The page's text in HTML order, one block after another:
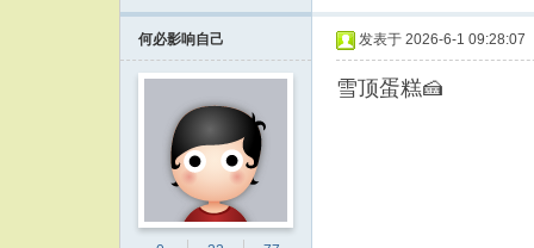
何必影响自己 发表于 2026-6-1 09:28:07
雪顶蛋糕🍰